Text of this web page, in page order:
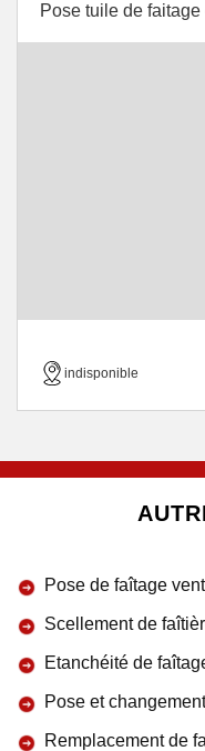
Pose tuile de
indisponible
Pose de faîtage
Scellement de
Etanchéité de
Pose et
Remplacement de